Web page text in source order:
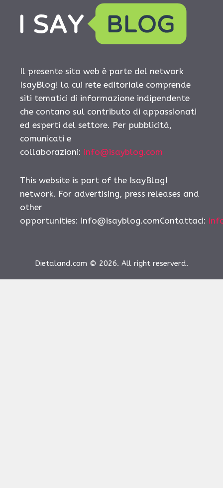
Il presente sito web è parte del network
IsayBlog! la cui rete editoriale comprende
siti tematici di informazione indipendente
che contano sul contributo di appassionati
ed esperti del settore. Per pubblicità,
comunicati e
collaborazioni: info@isayblog.com
This website is part of the IsayBlog!
network. For advertising, press releases and
other
opportunities: info@isayblog.comContattaci:
Dietaland.com © 2026. All right reserverd.